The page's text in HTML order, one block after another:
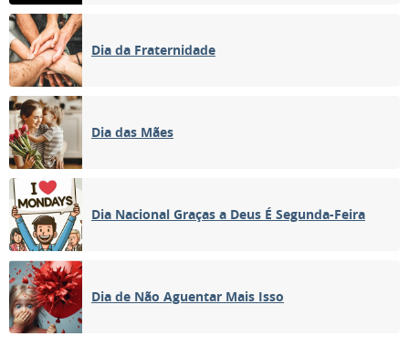
Dia da Fraternidade
Dia das Mães
Dia Nacional Graças a Deus É Segunda-Feira
Dia de Não Aguentar Mais Isso